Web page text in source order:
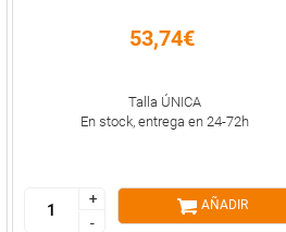
53,74€
Talla ÚNICA
En stock, entrega en 24-72h
+
-
+
-
AÑADIR